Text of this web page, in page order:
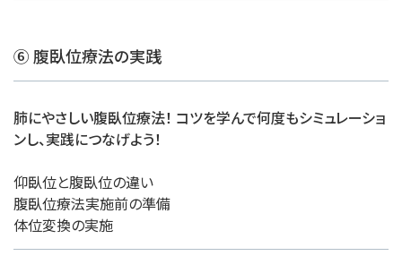
⑥ 腹臥位療法の実践
肺にやさしい腹臥位療法！ コツを学んで何度もシミュレーショ
ンし、実践につなげよう！
仰臥位と腹臥位の違い
腹臥位療法実施前の準備
体位変換の実施